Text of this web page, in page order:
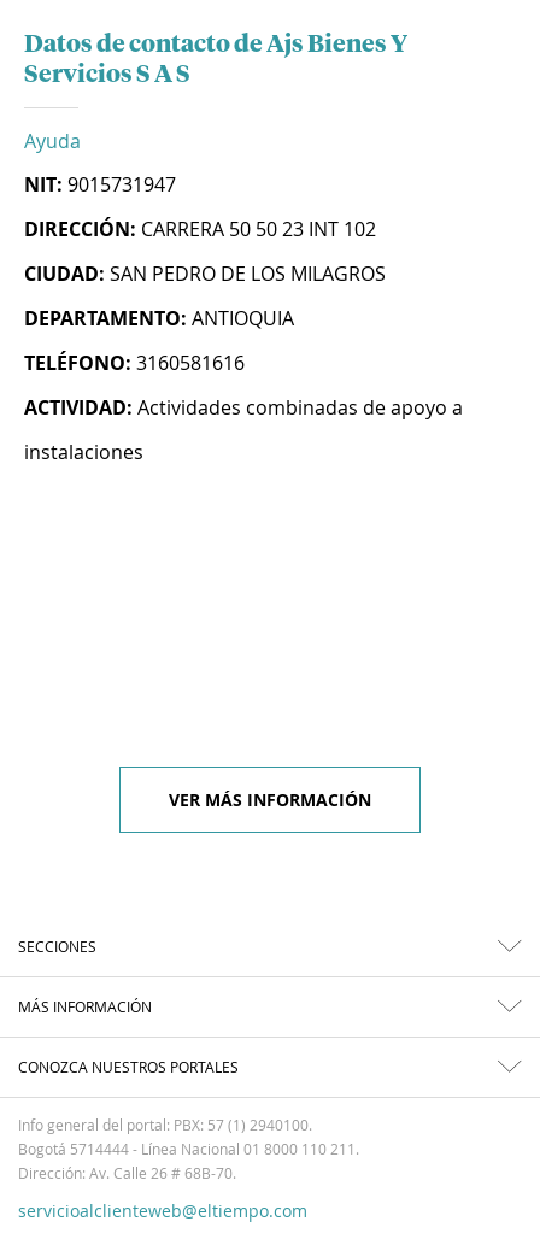
Datos de contacto de Ajs Bienes Y
Servicios S A S
Ayuda
NIT: 9015731947
DIRECCIÓN: CARRERA 50 50 23 INT 102
CIUDAD: SAN PEDRO DE LOS MILAGROS
DEPARTAMENTO: ANTIOQUIA
TELÉFONO: 3160581616
ACTIVIDAD: Actividades combinadas de apoyo a
instalaciones
VER MÁS INFORMACIÓN
SECCIONES
MÁS INFORMACIÓN
CONOZCA NUESTROS PORTALES
Info general del portal: PBX: 57 (1) 2940100.
Bogotá 5714444 - Línea Nacional 01 8000 110 211.
Dirección: Av. Calle 26 # 68B-70.
servicioalclienteweb@eltiempo.com